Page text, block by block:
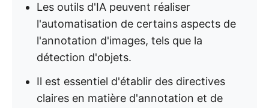
Les outils d'IA peuvent réaliser
l'automatisation de certains aspects de
l'annotation d'images, tels que la
détection d'objets.
Il est essentiel d'établir des directives
claires en matière d'annotation et de